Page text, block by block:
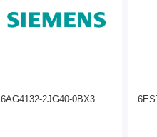
6AG4132-2JG40-0BX3